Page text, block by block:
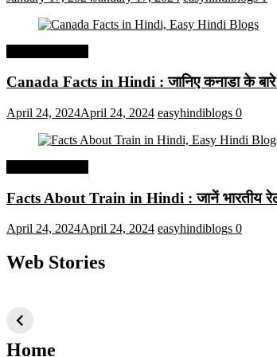
Canada Facts in Hindi : जानिए कनाडा के
April 24, 2024April 24, 2024 easyhindiblogs 0
Facts About Train in Hindi : जानें भारतीय
April 24, 2024April 24, 2024 easyhindiblogs 0
Web Stories
तकनीक जो आपको
2024 के लिए सीखनी
Home